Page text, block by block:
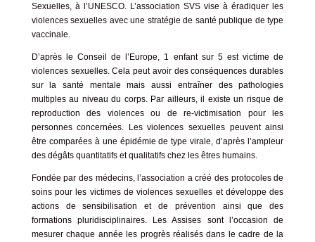
Sexuelles, à l’UNESCO. L’association SVS vise à éradiquer les
violences sexuelles avec une stratégie de santé publique de type
vaccinale.
D’après le Conseil de l’Europe, 1 enfant sur 5 est victime de
violences sexuelles. Cela peut avoir des conséquences durables
sur la santé mentale mais aussi entraîner des pathologies
multiples au niveau du corps. Par ailleurs, il existe un risque de
reproduction des violences ou de re-victimisation pour les
personnes concernées. Les violences sexuelles peuvent ainsi
être comparées à une épidémie de type virale, d’après l’ampleur
des dégâts quantitatifs et qualitatifs chez les êtres humains.
Fondée par des médecins, l’association a créé des protocoles de
soins pour les victimes de violences sexuelles et développe des
actions de sensibilisation et de prévention ainsi que des
formations pluridisciplinaires. Les Assises sont l’occasion de
mesurer chaque année les progrès réalisés dans le cadre de la